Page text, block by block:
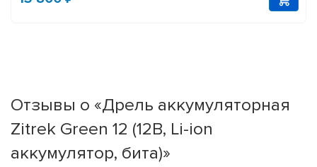
Отзывы о «Дрель аккумуляторная
Zitrek Green 12 (12В, Li-ion
аккумулятор, бита)»